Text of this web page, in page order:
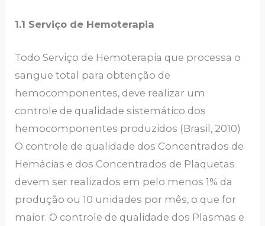
1.1 Serviço de Hemoterapia
Todo Serviço de Hemoterapia que processa o
sangue total para obtenção de
hemocomponentes, deve realizar um
controle de qualidade sistemático dos
hemocomponentes produzidos (Brasil, 2010)
O controle de qualidade dos Concentrados de
Hemácias e dos Concentrados de Plaquetas
devem ser realizados em pelo menos 1% da
produção ou 10 unidades por mês, o que for
maior. O controle de qualidade dos Plasmas e